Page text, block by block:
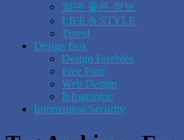
알면 좋은 정보
LIFE & STYLE
Travel
Design Box
Design Freebies
Free Font
Web Design
Infographic
Information Security